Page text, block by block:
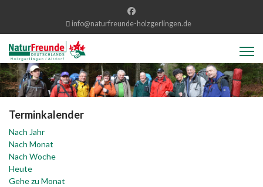
info@naturfreunde-holzgerlingen.de
Terminkalender
Nach Jahr
Nach Monat
Nach Woche
Heute
Gehe zu Monat